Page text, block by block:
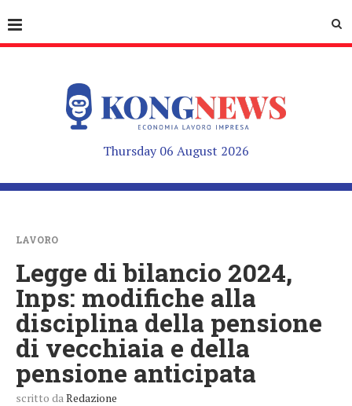
Thursday 06 August 2026
LAVORO
Legge di bilancio 2024,
Inps: modifiche alla
disciplina della pensione
di vecchiaia e della
pensione anticipata
scritto da Redazione